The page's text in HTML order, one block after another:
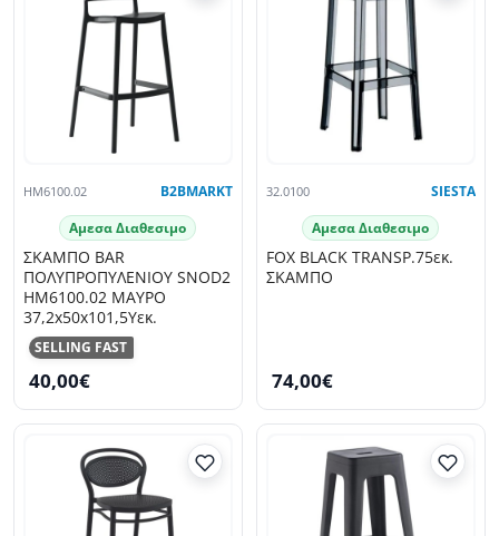
SELLING FAST
HM6100.02 B2BMARKT
Αμεσα Διαθεσιμο
ΣΚΑΜΠΟ BAR
ΠΟΛΥΠΡΟΠΥΛΕΝΙΟΥ SNOD2
HM6100.02 ΜΑΥΡΟ
37,2x50x101,5Υεκ.
40,00€
32.0100 SIESTA
Αμεσα Διαθεσιμο
FOX BLACK TRANSP.75εκ.
ΣΚΑΜΠΟ
74,00€